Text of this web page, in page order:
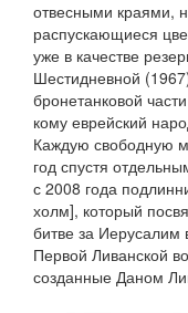
отвесными краями,
распускающиеся
уже в качестве
Шестидневной
бронетанковой
кому еврейский
Каждую свободную
год спустя
с 2008 года
холм], который
битве за
Первой Ливанской
созданные Даном